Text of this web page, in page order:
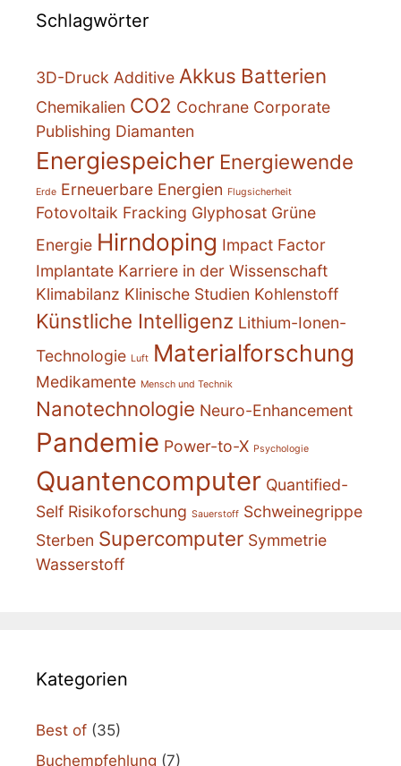
Schlagwörter
3D-Druck Additive Akkus Batterien
Chemikalien CO2 Cochrane Corporate
Publishing Diamanten
Energiespeicher Energiewende
Erde Erneuerbare Energien Flugsicherheit
Fotovoltaik Fracking Glyphosat Grüne
Energie Hirndoping Impact Factor
Implantate Karriere in der Wissenschaft
Klimabilanz Klinische Studien Kohlenstoff
Künstliche Intelligenz Lithium-Ionen-
Technologie Luft Materialforschung
Medikamente Mensch und Technik
Nanotechnologie Neuro-Enhancement
Pandemie Power-to-X Psychologie
Quantencomputer Quantified-
Self Risikoforschung Sauerstoff Schweinegrippe
Sterben Supercomputer Symmetrie
Wasserstoff
Kategorien
Best of (35)
Buchempfehlung (7)